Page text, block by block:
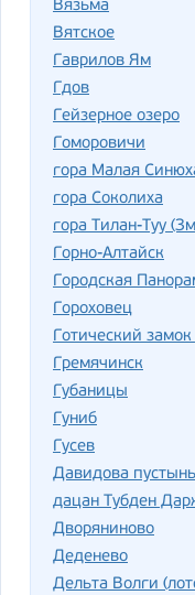
Вязьма
Вятское
Гаврилов Ям
Гдов
Гейзерное озеро
Гоморовичи
гора Малая
гора Соколиха
гора Тилан-Туу
Горно-Алтайск
Городская
Гороховец
Готический
Гремячинск
Губаницы
Гуниб
Гусев
Давидова пустынь
дацан Тубден
Дворяниново
Деденево
Дельта Волги